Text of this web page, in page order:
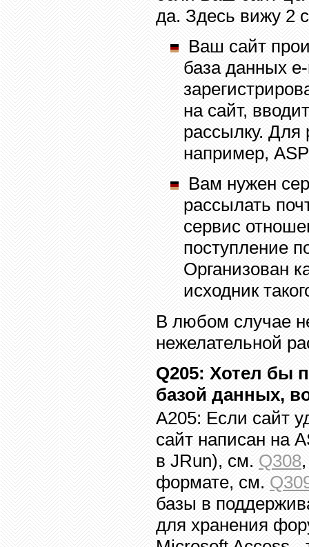
да. Здесь вижу 2
Ваш сайт
база данных
на сайт,
рассылку. Для
например,
Вам нужен
рассылать
сервис
поступление
Организован
исходник
В любом случае
нежелательной
Q205: Хотел бы
базой данных,
A205: Если сайт
сайт написан на
в JRun), см. Q308
формате, см.
базы в
для хранения